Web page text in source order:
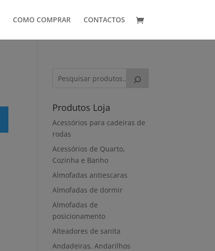
COMO COMPRAR CONTACTOS
Produtos Loja
Acessórios para cadeiras de
rodas
Acessórios de Quarto,
Cozinha e Banho
Almofadas antiescaras
Almofadas de dormir
Almofadas de
posicionamento
Alteadores de sanita
Andadeiras, Andarilhos